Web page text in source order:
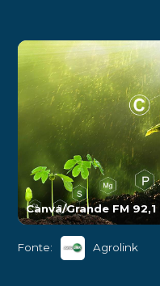
Canva/Grande FM 92,1
Fonte: Agrolink